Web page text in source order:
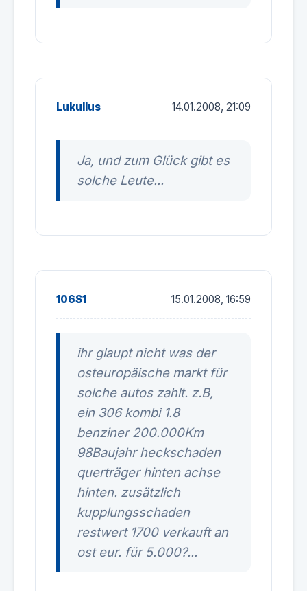
Lukullus 14.01.2008, 21:09
Ja, und zum Glück gibt es
solche Leute...
106S1 15.01.2008, 16:59
ihr glaupt nicht was der
osteuropäische markt für
solche autos zahlt. z.B,
ein 306 kombi 1.8
benziner 200.000Km
98Baujahr heckschaden
querträger hinten achse
hinten. zusätzlich
kupplungsschaden
restwert 1700 verkauft an
ost eur. für 5.000?...